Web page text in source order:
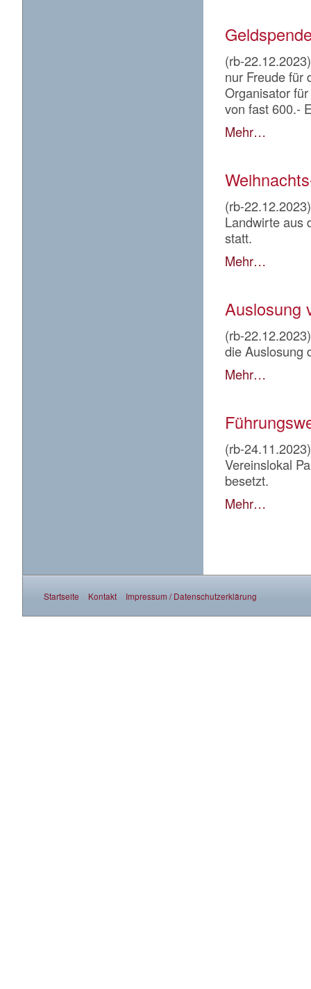
(rb-
nur Freude für
Organisator
von fast 600.-
Mehr…
(rb-
Landwirte aus
statt.
Mehr…
Auslosung
(rb-
die Auslosung
Mehr…
(rb-
Vereinslokal
besetzt.
Mehr…
Startseite Kontakt Impressum / Datenschutzerklärung